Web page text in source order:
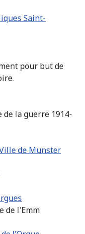
Saint-
pour but de
la guerre 1914-
de Munster
de l'Emm